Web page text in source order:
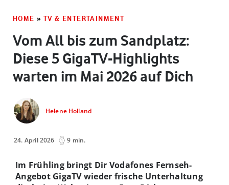
HOME » TV & ENTERTAINMENT
Vom All bis zum Sandplatz:
Diese 5 GigaTV-Highlights
warten im Mai 2026 auf Dich
Helene Holland
24. April 2026 9 min.
Im Frühling bringt Dir Vodafones Fernseh-
Angebot GigaTV wieder frische Unterhaltung